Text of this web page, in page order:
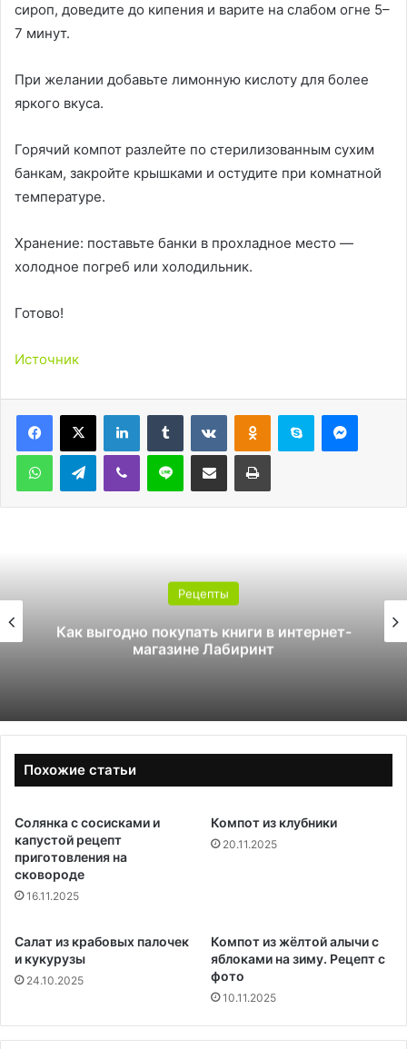
сироп, доведите до кипения и варите на слабом огне 5–
7 минут.
При желании добавьте лимонную кислоту для более
яркого вкуса.
Горячий компот разлейте по стерилизованным сухим
банкам, закройте крышками и остудите при комнатной
температуре.
Хранение: поставьте банки в прохладное место —
холодное погреб или холодильник.
Готово!
Источник
LinkedInTumblr ВконтактеОдноклассники
Skype
WhatsAppTelegramViber Line Поделиться через электронную почту Печатать
книги в интернет-
Как стать
Похожие статьи
Солянка с сосисками и
капустой рецепт
приготовления на
сковороде
16.11.2025
Компот из клубники
20.11.2025
Салат из крабовых палочек
и кукурузы
24.10.2025
Компот из жёлтой алычи с
яблоками на зиму. Рецепт с
фото
10.11.2025